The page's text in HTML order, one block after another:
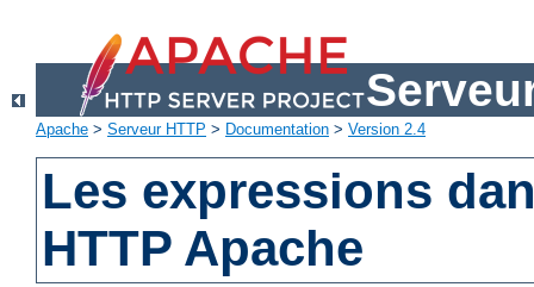
Apache > Serveur HTTP > Documentation > Version 2.4
Les expressions
HTTP Apache